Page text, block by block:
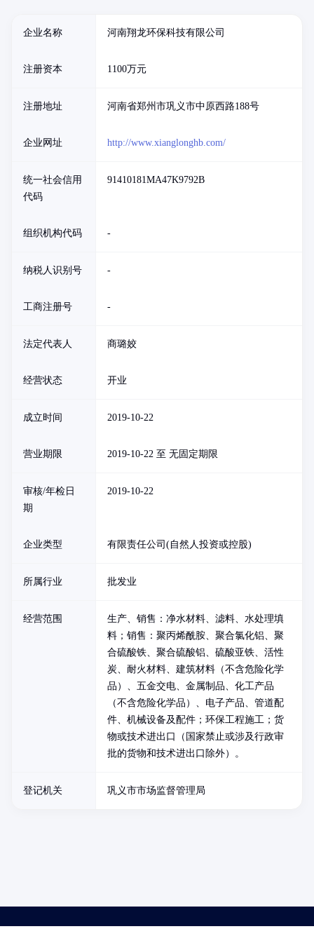
企业名称 河南翔龙环保科技有限公司
注册资本 1100万元
注册地址 河南省郑州市巩义市中原西路188号
企业网址 http://www.xianglonghb.com/
统一社会信用
代码
91410181MA47K9792B
组织机构代码 -
纳税人识别号 -
工商注册号 -
法定代表人 商璐姣
经营状态 开业
成立时间 2019-10-22
营业期限 2019-10-22 至 无固定期限
审核/年检日
期
2019-10-22
企业类型 有限责任公司(自然人投资或控股)
所属行业 批发业
经营范围
生产、销售：净水材料、滤料、水处理填
料；销售：聚丙烯酰胺、聚合氯化铝、聚
合硫酸铁、聚合硫酸铝、硫酸亚铁、活性
炭、耐火材料、建筑材料（不含危险化学
品）、五金交电、金属制品、化工产品
（不含危险化学品）、电子产品、管道配
件、机械设备及配件；环保工程施工；货
物或技术进出口（国家禁止或涉及行政审
批的货物和技术进出口除外）。
登记机关 巩义市市场监督管理局